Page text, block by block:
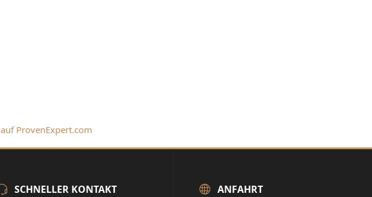
ProvenExpert.com
SCHNELLER KONTAKT ANFAHRT